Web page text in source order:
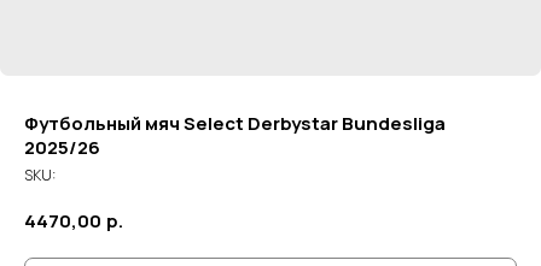
Футбольный мяч Select Derbystar Bundesliga
2025/26
SKU:
4470,00 р.